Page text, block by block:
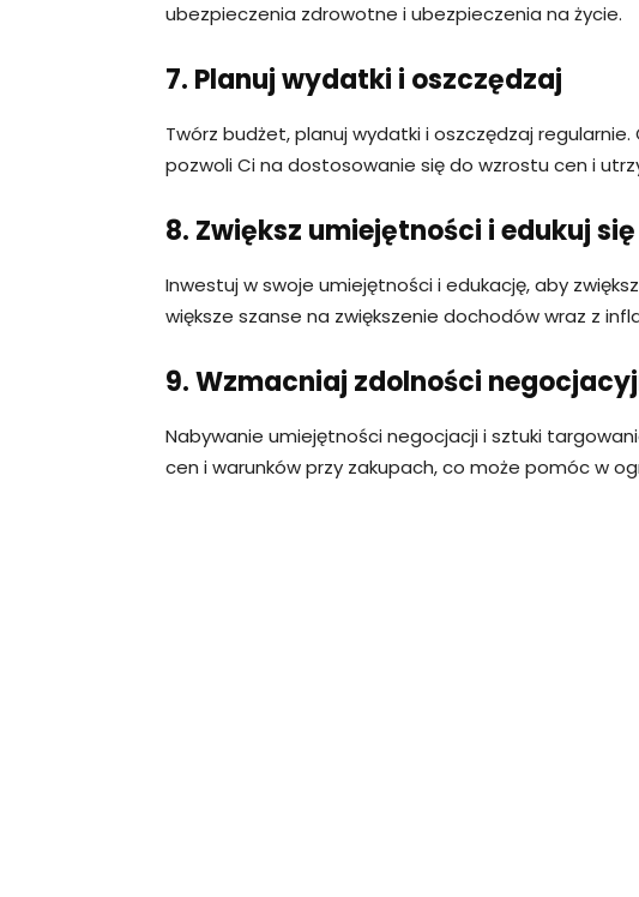
ubezpieczenia zdrowotne i ubezpieczenia na życie.
7. Planuj wydatki i oszczędzaj
Twórz budżet, planuj wydatki i oszczędzaj
pozwoli Ci na dostosowanie się do wzrostu cen i
8. Zwiększ umiejętności i edukuj się
Inwestuj w swoje umiejętności i edukację, aby
większe szanse na zwiększenie dochodów wraz z
9. Wzmacniaj zdolności
Nabywanie umiejętności negocjacji i sztuki
cen i warunków przy zakupach, co może pomóc w